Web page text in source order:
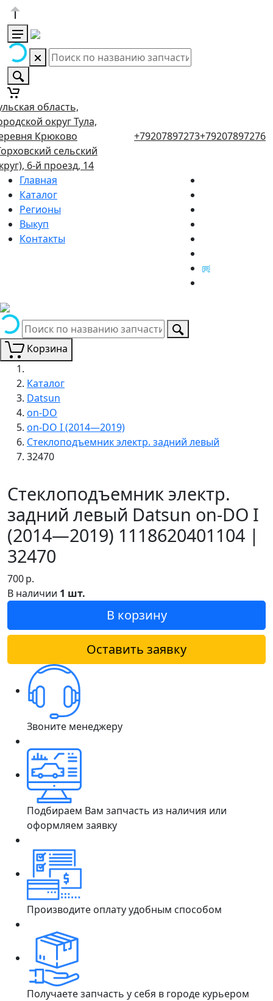
область,
округ Тула,
Крюково
сельский
6-й проезд, 14
+79207897273+79207897276
Главная
Каталог
Регионы
Выкуп
Контакты
Корзина
Каталог
Datsun
on-DO
on-DO I (2014—2019)
Стеклоподъемник электр. задний левый
32470
Стеклоподъемник электр.
задний левый Datsun on-DO I
(2014—2019) 1118620401104 |
32470
700р.
В наличии 1 шт.
В корзину
Оставить заявку
Звоните менеджеру
Подбираем Вам запчасть из наличия или
оформляем заявку
Производите оплату удобным способом
Получаете запчасть у себя в городе курьером